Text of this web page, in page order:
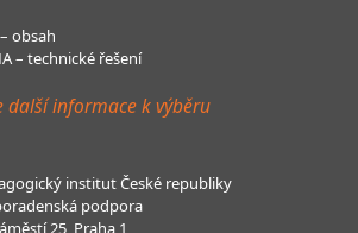
obsah
– technické řešení
další informace k výběru
institut České republiky
podpora
25, Praha 1